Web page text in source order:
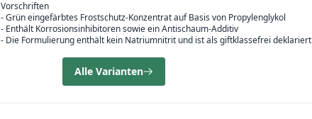
Vorschriften
- Grün eingefärbtes Frostschutz-Konzentrat auf Basis von Propylenglykol
- Enthält Korrosionsinhibitoren sowie ein Antischaum-Additiv
- Die Formulierung enthält kein Natriumnitrit und ist als giftklassefrei deklariert
Alle Varianten